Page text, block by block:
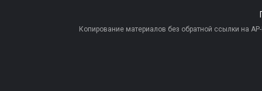
Копирование материалов без обратной ссылки на